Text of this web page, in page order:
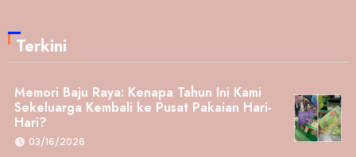
Terkini
Memori Baju Raya: Kenapa Tahun Ini Kami
Sekeluarga Kembali ke Pusat Pakaian Hari-
Hari?
03/16/2026